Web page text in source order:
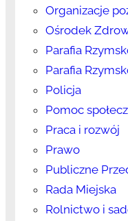
Organizacje
Ośrodek
Parafia
Parafia
Policja
Pomoc
Praca i rozwój
Prawo
Publiczne
Rada Miejska
Rolnictwo i